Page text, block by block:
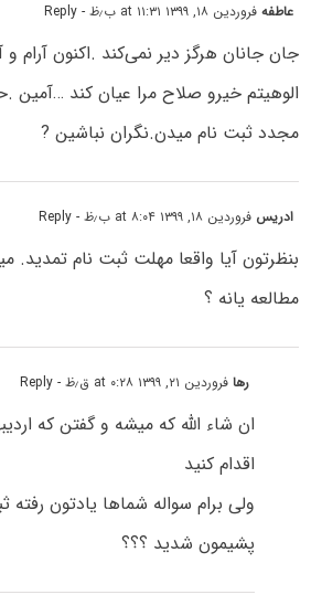
عاطفهفروردین ۱۸, ۱۳۹۹ at ۱۱:۳۱ ب٫ظ - Reply
جان جانان هرگز دیر نمی‌کند .اکنون آرام و
الوهیتم خیرو صلاح مرا عیان کند …آمین
مجدد ثبت نام میدن.نگران نباشین ?
ادریس فروردین ۱۸, ۱۳۹۹ at ۸:۰۴ ب٫ظ - Reply
بنظرتون آیا واقعا مهلت ثبت نام تمدید.
مطالعه یانه ؟
رهافروردین ۲۱, ۱۳۹۹ at ۰:۲۸ ق٫ظ - Reply
ان شاء الله که میشه و گفتن که
اقدام کنید
ولی برام سواله شماها یادتون رفته
پشیمون شدید ؟؟؟